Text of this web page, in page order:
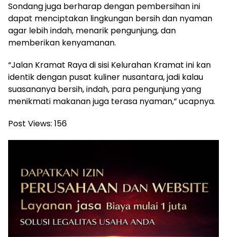
Sondang juga berharap dengan pembersihan ini
dapat menciptakan lingkungan bersih dan nyaman
agar lebih indah, menarik pengunjung, dan
memberikan kenyamanan.
“Jalan Kramat Raya di sisi Kelurahan Kramat ini kan
identik dengan pusat kuliner nusantara, jadi kalau
suasananya bersih, indah, para pengunjung yang
menikmati makanan juga terasa nyaman,” ucapnya.
Post Views: 156